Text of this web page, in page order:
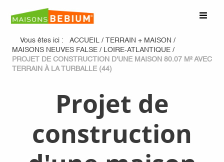
Vous êtes ici : ACCUEIL / TERRAIN + MAISON /
MAISONS NEUVES FALSE / LOIRE-ATLANTIQUE /
PROJET DE CONSTRUCTION D'UNE MAISON 80.07 M² AVEC
TERRAIN À LA TURBALLE (44)
Projet de
construction